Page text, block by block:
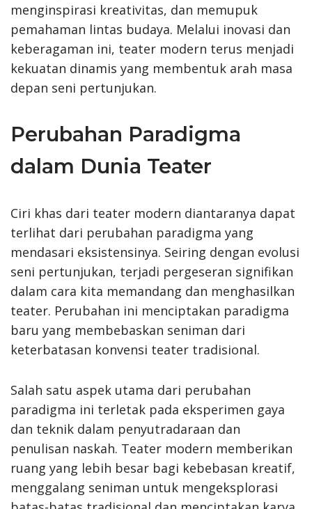
menginspirasi kreativitas, dan memupuk
pemahaman lintas budaya. Melalui inovasi dan
keberagaman ini, teater modern terus menjadi
kekuatan dinamis yang membentuk arah masa
depan seni pertunjukan.
Perubahan Paradigma
dalam Dunia Teater
Ciri khas dari teater modern diantaranya dapat
terlihat dari perubahan paradigma yang
mendasari eksistensinya. Seiring dengan evolusi
seni pertunjukan, terjadi pergeseran signifikan
dalam cara kita memandang dan menghasilkan
teater. Perubahan ini menciptakan paradigma
baru yang membebaskan seniman dari
keterbatasan konvensi teater tradisional.
Salah satu aspek utama dari perubahan
paradigma ini terletak pada eksperimen gaya
dan teknik dalam penyutradaraan dan
penulisan naskah. Teater modern memberikan
ruang yang lebih besar bagi kebebasan kreatif,
menggalang seniman untuk mengeksplorasi